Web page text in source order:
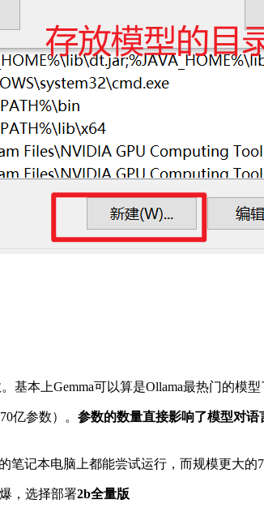
基本上Gemma可以算是Ollama最热门的模型
亿参数）。 参数的数量直接影响了模型对语
记本电脑上都能尝试运行，而规模更大的
，选择部署2b全量版